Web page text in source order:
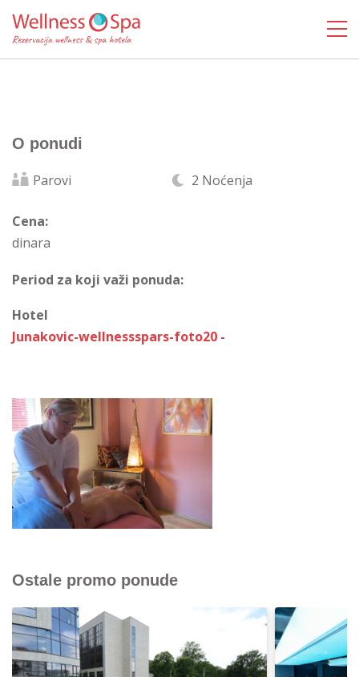
O ponudi
Parovi 2 Noćenja
Cena:
dinara
Period za koji važi ponuda:
Hotel
Junakovic-wellnessspars-foto20 -
Ostale promo ponude